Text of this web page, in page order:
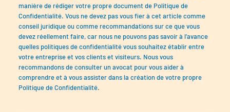
manière de rédiger votre propre document de Politique de
Confidentialité. Vous ne devez pas vous fier à cet article comme
conseil juridique ou comme recommandations sur ce que vous
devez réellement faire, car nous ne pouvons pas savoir à l’avance
quelles politiques de confidentialité vous souhaitez établir entre
votre entreprise et vos clients et visiteurs. Nous vous
recommandons de consulter un avocat pour vous aider à
comprendre et à vous assister dans la création de votre propre
Politique de Confidentialité.